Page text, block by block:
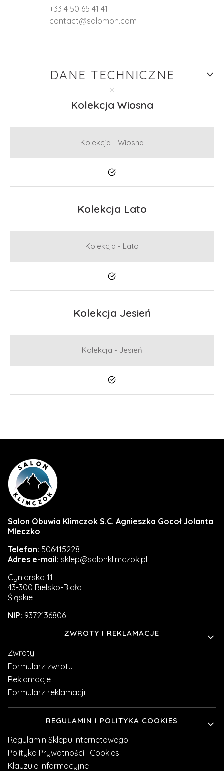
+33 4 50 65 41 41
contact@salomon.com
DANE TECHNICZNE
Kolekcja Wiosna
Kolekcja - Wiosna
Tak
Kolekcja Lato
Kolekcja - Lato
Tak
Kolekcja Jesień
Kolekcja - Jesień
Tak
Salon Obuwia Klimczok S.C. Agnieszka Gocoł Jolanta
Mleczko
Telefon: 506415228
Adres e-mail: sklep@salonklimczok.pl
Cyniarska 11
43-300 Bielsko-Biała
Śląskie
NIP: 9372136806
Linki w stopceZWROTY I REKLAMACJE
Zwroty
Formularz zwrotu
Reklamacje
Formularz reklamacji
REGULAMIN I POLITYKA COOKIES
Regulamin Sklepu Internetowego
Polityka Prywatności i Cookies
Klauzule informacyjne